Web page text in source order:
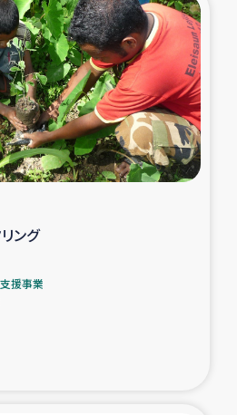
園の緑化を通じた支援事業
る被災住民への緊急支援
した女性グループの生計支援
生活改善による栄養改善事業
通じた子どもの栄養改善事業
ング
援事業